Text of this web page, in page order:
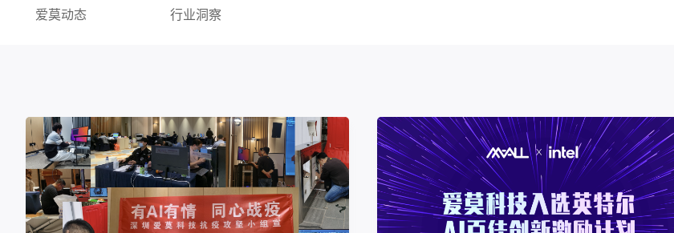
爱莫动态 行业洞察